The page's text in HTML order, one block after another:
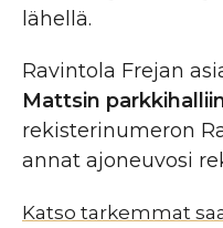
lähellä.
Ravintola Frejan
Mattsin
rekisterinumeron
annat ajoneuvosi
Katso tarkemmat